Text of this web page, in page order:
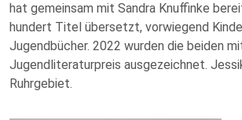
hat gemeinsam mit Sandra Knuffinke
hundert Titel übersetzt, vorwiegend
Jugendbücher. 2022 wurden die beiden
Jugendliteraturpreis ausgezeichnet.
Ruhrgebiet.